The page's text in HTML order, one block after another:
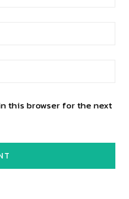
this browser for the next